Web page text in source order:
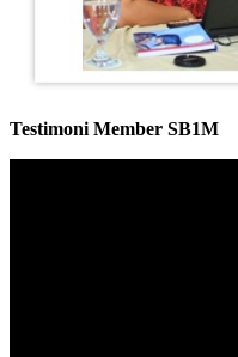
Testimoni Member SB1M